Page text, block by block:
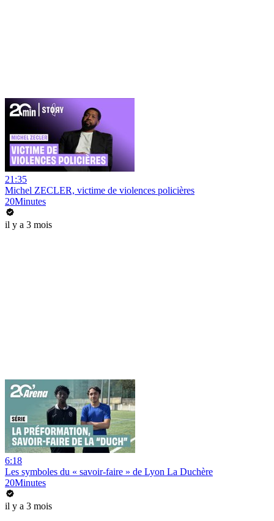
21:35
Michel ZECLER, victime de violences policières
20Minutes
il y a 3 mois
6:18
Les symboles du « savoir-faire » de Lyon La Duchère
20Minutes
il y a 3 mois